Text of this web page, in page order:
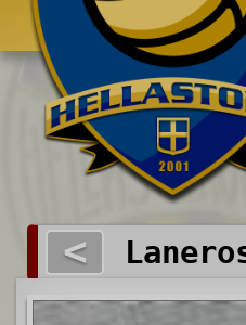
Benvenuti su HELLASTORY.net
<